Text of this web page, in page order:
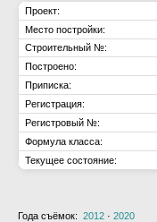
Проект:
Место постройки:
Строительный №:
Построено:
Приписка:
Регистрация:
Регистровый №:
Формула класса:
Текущее состояние:
Года съёмок: 2012 · 2020